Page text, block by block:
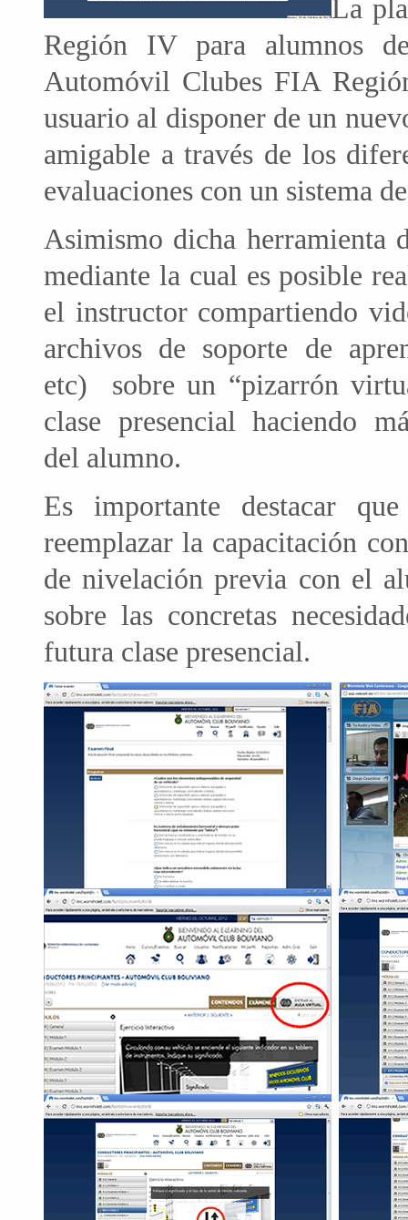
La
Región IV para alumnos
Automóvil Clubes FIA
usuario al disponer de un
amigable a través de los
evaluaciones con un sistema
Asimismo dicha herramienta
mediante la cual es posible
el instructor compartiendo
archivos de soporte de
etc) sobre un “pizarrón
clase presencial haciendo
del alumno.
Es importante destacar
reemplazar la capacitación
de nivelación previa con el
sobre las concretas
futura clase presencial.